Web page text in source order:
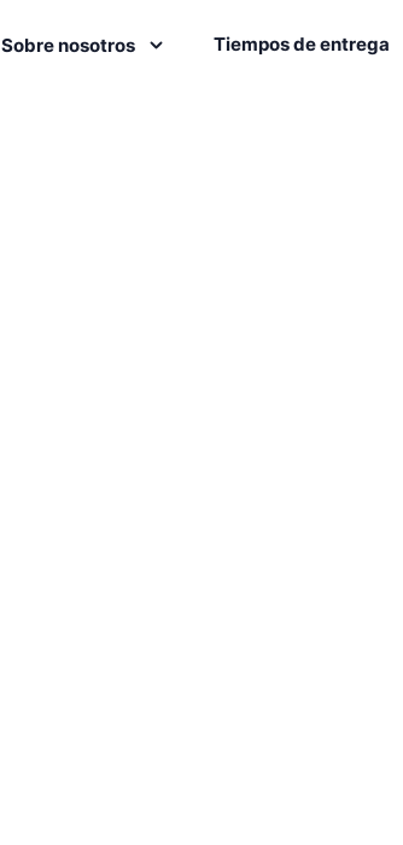
Sobre nosotros Tiempos de entrega